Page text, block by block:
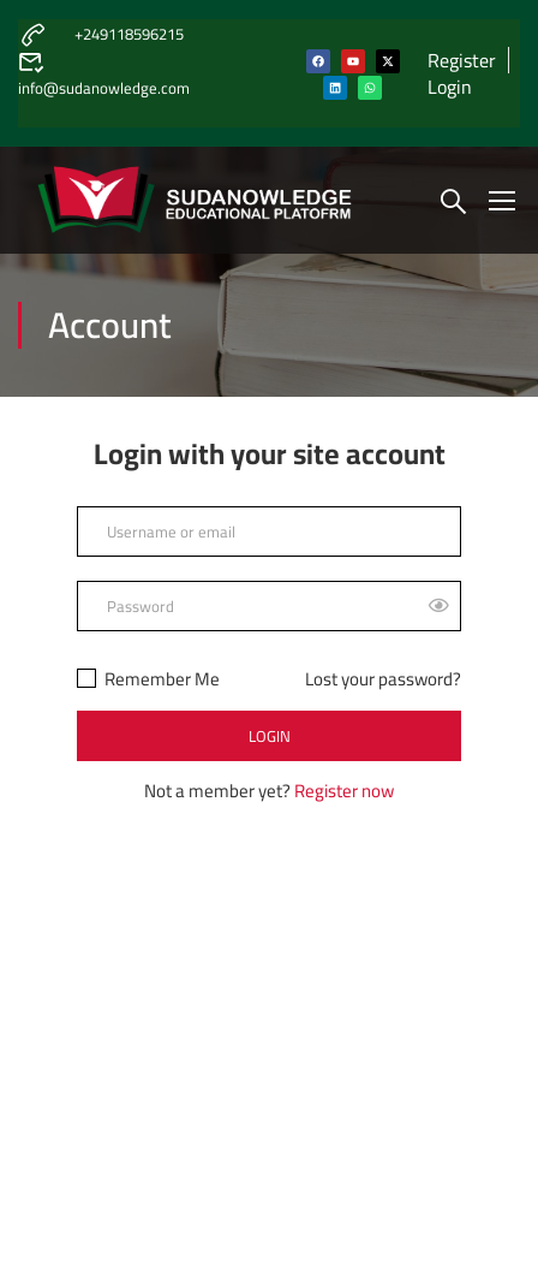
+249118596215
info@sudanowledge.com
Register
Login
Account
Login with your site account
Lost your password?
Remember Me
Not a member yet?Register now